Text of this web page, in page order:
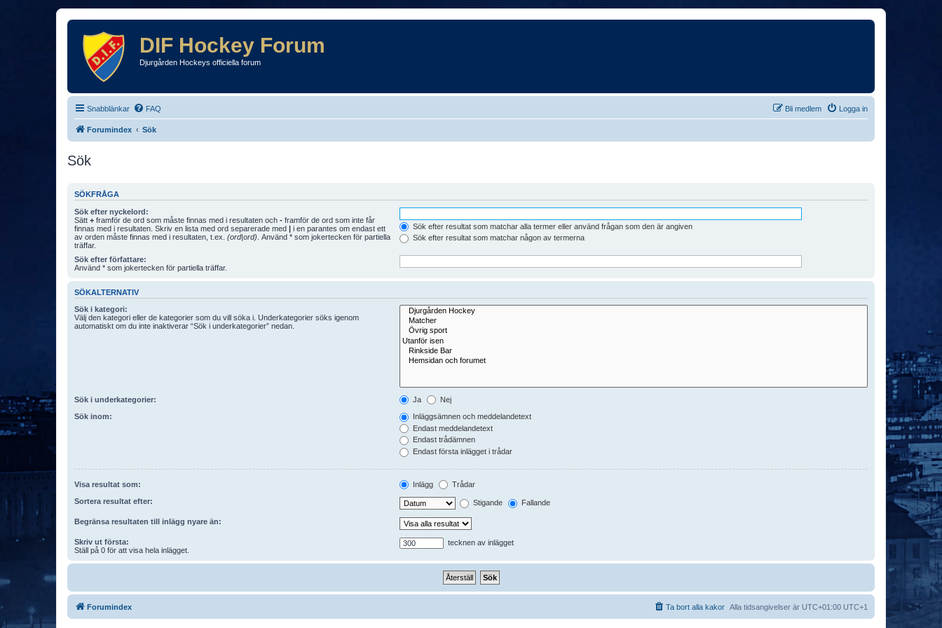
DIF Hockey Forum
Djurgården Hockeys officiella forum
Snabblänkar FAQ Logga in
Bli medlem
Forumindex Sök
Sök
SÖKFRÅGA
Sök efter nyckelord:
Sätt + framför de ord som måste finnas med i resultaten och - framför de ord som inte får
finnas med i resultaten. Skriv en lista med ord separerade med | i en parantes om endast ett
av orden måste finnas med i resultaten, t.ex. (ord|ord) . Använd * som jokertecken för partiella
träffar.
Sök efter resultat som matchar alla termer eller använd frågan som den är angiven
Sök efter resultat som matchar någon av termerna
Sök efter författare:
Använd * som jokertecken för partiella träffar.
SÖKALTERNATIV
Sök i kategori:
Välj den kategori eller de kategorier som du vill söka i. Underkategorier söks igenom
automatiskt om du inte inaktiverar “Sök i underkategorier” nedan.
Sök i underkategorier: Ja Nej
Sök inom:
Inläggsämnen och meddelandetext
Endast meddelandetext
Endast trådämnen
Endast första inlägget i trådar
Visa resultat som: Inlägg Trådar
Sortera resultat efter: Stigande Fallande
Begränsa resultaten till inlägg nyare än:
Skriv ut första:
Ställ på 0 för att visa hela inlägget.
tecknen av inlägget
Forumindex Alla tidsangivelser är UTC+01:00 UTC+1
Ta bort alla kakor